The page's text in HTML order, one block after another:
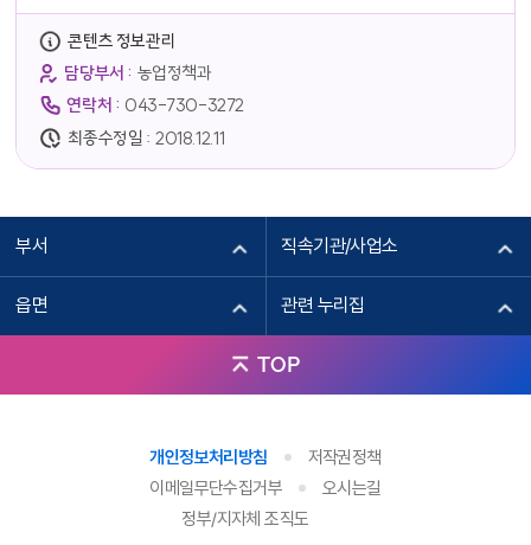
콘텐츠 정보관리
담당부서 : 농업정책과
연락처 : 043-730-3272
최종수정일 : 2018.12.11
부서 직속기관/사업소
읍면 관련 누리집
TOP
개인정보처리방침
저작권정책
이메일무단수집거부
오시는길
정부/지자체 조직도